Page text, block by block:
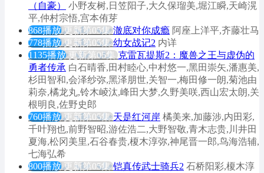
（自豪）
小野友树,日笠阳子,大久保瑠美,堀江瞬,天崎滉
平,仲村宗悟,宫本侑芽
868播放 更新第05集 澈底对你成瘾 阿座上洋平,齐藤壮马
778播放 更新第05集 幼女战记2 内详
1135播放 更新第05集
克雷瓦提斯2：魔兽之王与虚伪的
勇者传承 白石晴香,田村睦心,中村悠一,黑田崇矢,潘惠美,
杉田智和,会泽纱弥,黑泽朋世,关智一,梅田修一朗,菊池由
莉奈,橘龙丸,铃木崚汰,峰田大梦,久野美咲,西山宏太朗,关
根明良,佐野史郎
760播放 更新第05集 天是红河岸 橘美来,加藤涉,内田彩,
千叶翔也,前野智昭,游佐浩二,大野智敬,青木志贵,川井田
夏海,松冈美里,石谷春贵,榎木淳弥,神尾晋一郎,鸟海浩辅,
七海弘希
800播放 更新第05集 铠真传武士骑兵2 石桥阳彩,榎木淳